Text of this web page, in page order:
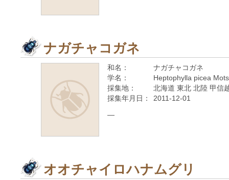
ナガチャコガネ
和名：
ナガチャコガネ
学名：
Heptophylla picea
採集地：
北海道 東北 北陸 甲信
採集年月日：
2011-12-01
—
オオチャイロハナムグリ